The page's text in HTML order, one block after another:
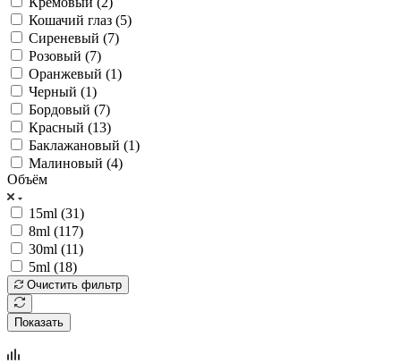
Кошачий глаз (5)
Сиреневый (7)
Розовый (7)
Оранжевый (1)
Черный (1)
Бордовый (7)
Красный (13)
Баклажановый (1)
Малиновый (4)
Объём
15ml (31)
8ml (117)
30ml (11)
5ml (18)
Очистить фильтр
Показать